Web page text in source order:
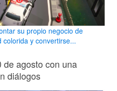
su propio negocio de
y convertirse...
de agosto con una
diálogos